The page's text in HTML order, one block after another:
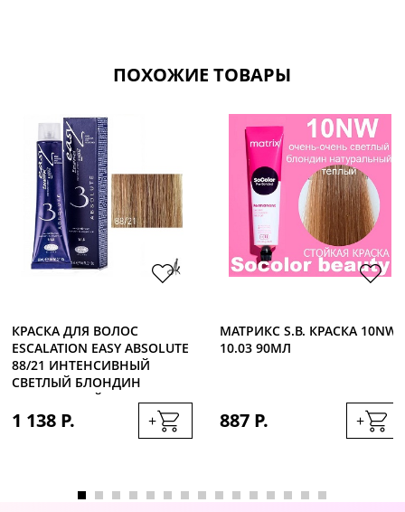
ПОХОЖИЕ ТОВАРЫ
КРАСКА ДЛЯ ВОЛОС
ESCALATION EASY ABSOLUTE
88/21 ИНТЕНСИВНЫЙ
СВЕТЛЫЙ БЛОНДИН
ПЛАТИНОВЫЙ, 60МЛ
1 138 Р. +
МАТРИКС S.B. КРАСКА 10NW
10.03 90МЛ
887 Р. +